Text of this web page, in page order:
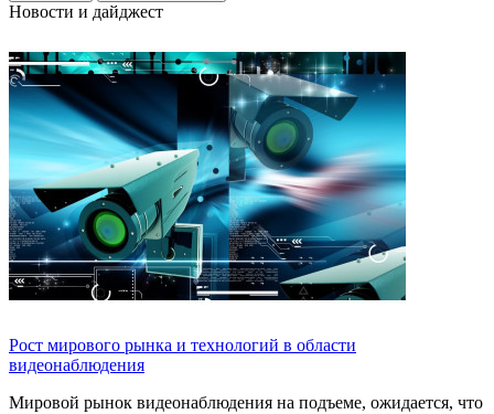
Новости и дайджест
Рост мирового рынка и технологий в области
видеонаблюдения
Мировой рынок видеонаблюдения на подъеме, ожидается, что